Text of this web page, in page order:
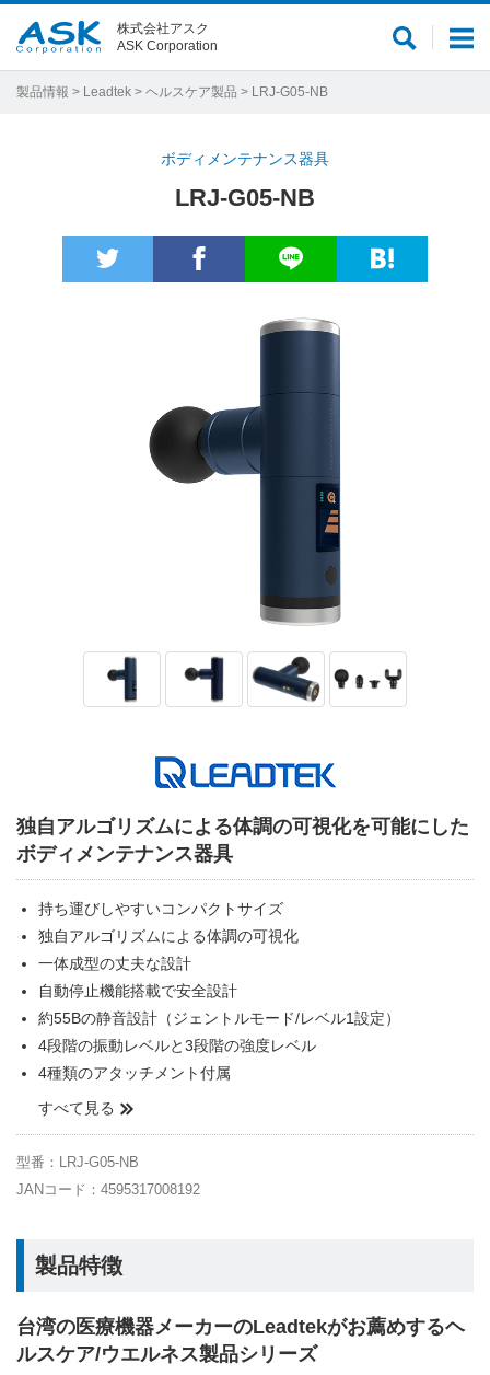
メ
サ
株式会社アスク
ASK Corporation
製品情報 > Leadtek > ヘルスケア製品 > LRJ-G05-NB
ボディメンテナンス器具
LRJ-G05-NB
独自アルゴリズムによる体調の可視化を可能にした
ボディメンテナンス器具
持ち運びしやすいコンパクトサイズ
独自アルゴリズムによる体調の可視化
一体成型の丈夫な設計
自動停止機能搭載で安全設計
約55Bの静音設計（ジェントルモード/レベル1設定）
4段階の振動レベルと3段階の強度レベル
4種類のアタッチメント付属
すべて見る
型番：LRJ-G05-NB
JANコード：4595317008192
製品特徴
台湾の医療機器メーカーのLeadtekがお薦めするヘ
ルスケア/ウエルネス製品シリーズ